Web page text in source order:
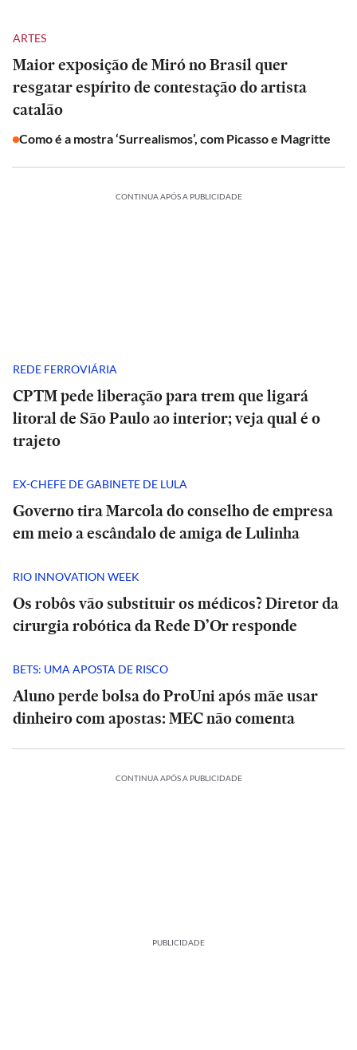
ARTES
Maior exposição de Miró no Brasil quer
resgatar espírito de contestação do artista
catalão
Como é a mostra ‘Surrealismos’, com Picasso e Magritte
CONTINUA APÓS A PUBLICIDADE
REDE FERROVIÁRIA
CPTM pede liberação para trem que ligará
litoral de São Paulo ao interior; veja qual é o
trajeto
EX-CHEFE DE GABINETE DE LULA
Governo tira Marcola do conselho de empresa
em meio a escândalo de amiga de Lulinha
RIO INNOVATION WEEK
Os robôs vão substituir os médicos? Diretor da
cirurgia robótica da Rede D’Or responde
BETS: UMA APOSTA DE RISCO
Aluno perde bolsa do ProUni após mãe usar
dinheiro com apostas: MEC não comenta
CONTINUA APÓS A PUBLICIDADE
PUBLICIDADE